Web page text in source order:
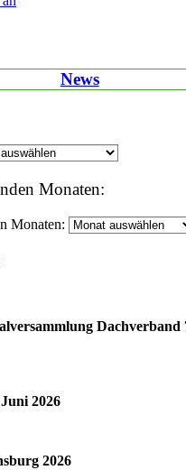
News
Monaten:
Monaten:
Dachverband
2026
2026